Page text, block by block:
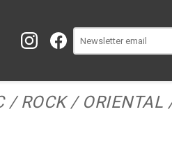
/ ROCK / ORIENTAL